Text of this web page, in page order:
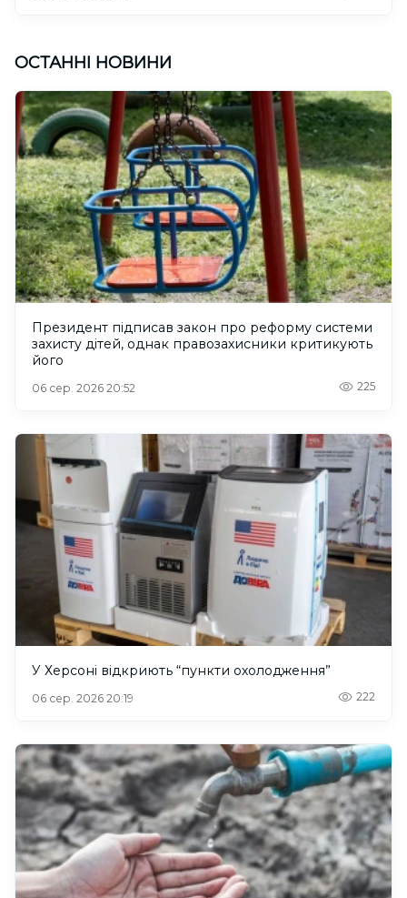
ОСТАННІ НОВИНИ
Президент підписав закон про реформу системи
захисту дітей, однак правозахисники критикують
його
06 сер. 2026 20:52 225
У Херсоні відкриють “пункти охолодження”
06 сер. 2026 20:19 222